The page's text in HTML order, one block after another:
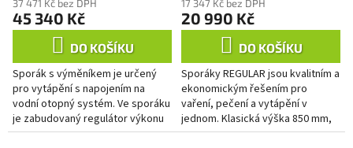
37 471 Kč bez DPH
45 340 Kč
DO KOŠÍKU
Sporák s výměníkem je určený
pro vytápění s napojením na
vodní otopný systém. Ve sporáku
je zabudovaný regulátor výkonu
do topné soustavy. Regulace
17 347 Kč bez DPH
20 990 Kč
DO KOŠÍKU
Sporáky REGULAR jsou kvalitním a
ekonomickým řešením pro
vaření, pečení a vytápění v
jednom. Klasická výška 850 mm,
smaltovaná trouba s prosklenými